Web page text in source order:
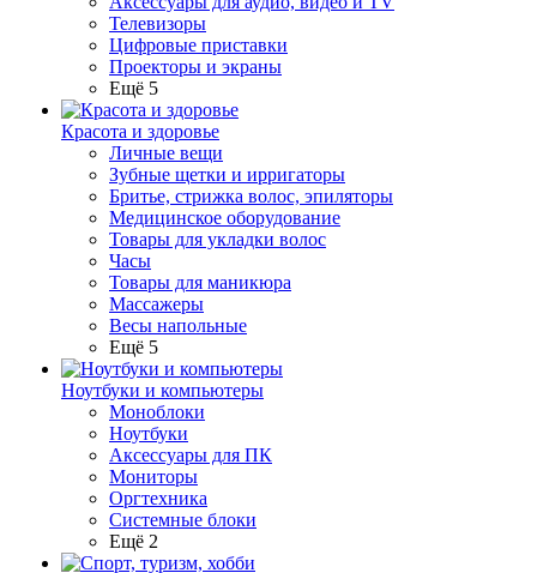
Телевизоры
Цифровые приставки
Проекторы и экраны
Ещё 5
Красота и здоровье
Личные вещи
Зубные щетки и ирригаторы
Бритье, стрижка волос, эпиляторы
Медицинское оборудование
Товары для укладки волос
Часы
Товары для маникюра
Массажеры
Весы напольные
Ещё 5
Ноутбуки и компьютеры
Моноблоки
Ноутбуки
Аксессуары для ПК
Мониторы
Оргтехника
Системные блоки
Ещё 2